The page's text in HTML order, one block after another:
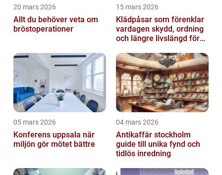
20 mars 2026
Allt du behöver veta om
bröstoperationer
15 mars 2026
Klädpåsar som förenklar
vardagen skydd, ordning
och längre livslängd för
05 mars 2026
Konferens uppsala när
miljön gör mötet bättre
04 mars 2026
Antikaffär stockholm
guide till unika fynd och
tidlös inredning